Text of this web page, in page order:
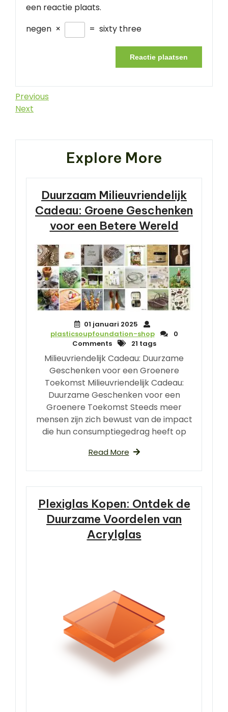
een reactie plaats.
negen × = sixty three
Berichtnavigatie
Previous
Post
Previous
Next
Next
Explore More
Duurzaam Milieuvriendelijk
Cadeau: Groene Geschenken
voor een Betere Wereld
01 januari 2025
plasticsoupfoundation-shop
0
Comments
21 tags
Milieuvriendelijk Cadeau: Duurzame
Geschenken voor een Groenere
Toekomst Milieuvriendelijk Cadeau:
Duurzame Geschenken voor een
Groenere Toekomst Steeds meer
mensen zijn zich bewust van de impact
die hun consumptiegedrag heeft op
Read More
Plexiglas Kopen: Ontdek de
Duurzame Voordelen van
Acrylglas